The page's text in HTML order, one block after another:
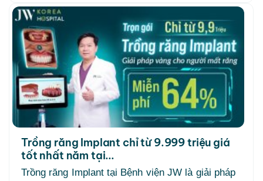
Trồng răng Implant chỉ từ 9.999 triệu giá
tốt nhất năm tại...
Trồng răng Implant tại Bệnh viện JW là giải pháp